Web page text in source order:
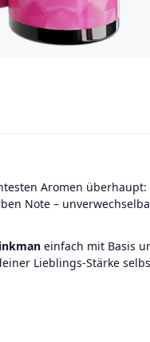
Aromen überhaupt:
Note –
einfach mit Basis
Lieblings-Stärke